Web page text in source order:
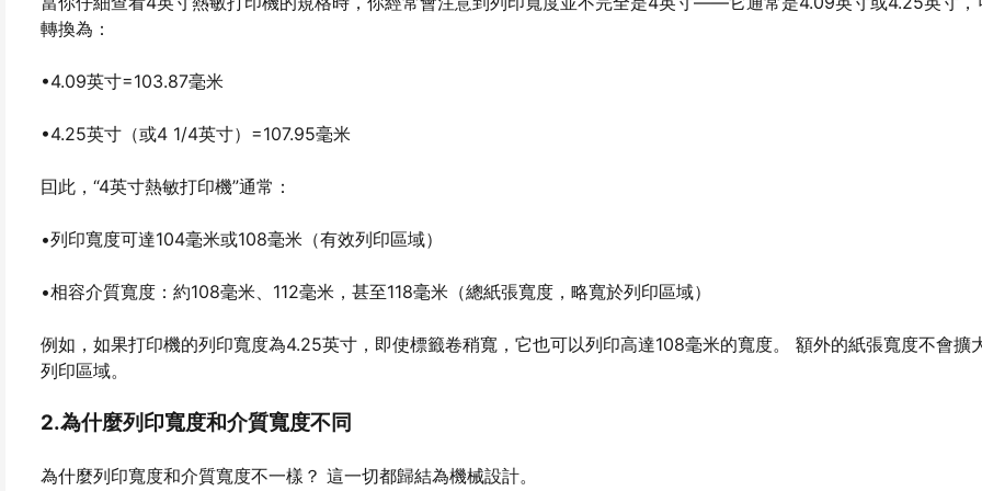
轉換為：
•4.09英寸=103.87毫米
•4.25英寸（或4 1/4英寸）=107.95毫米
囙此，“4英寸熱敏打印機”通常：
•列印寬度可達104毫米或108毫米（有效列印區域）
•相容介質寬度：約108毫米、112毫米，甚至118毫米（總紙張寬度，略寬於列印區域）
例如，如果打印機的列印寬度為4.25英寸，即使標籤卷稍寬，它也可以列印高達108毫米的寬度。 額外的紙張寬度不會擴
列印區域。
2.為什麼列印寬度和介質寬度不同
為什麼列印寬度和介質寬度不一樣？ 這一切都歸結為機械設計。